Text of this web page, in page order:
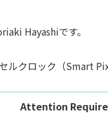
Hayashiです。
ルクロック（Smart
Attention